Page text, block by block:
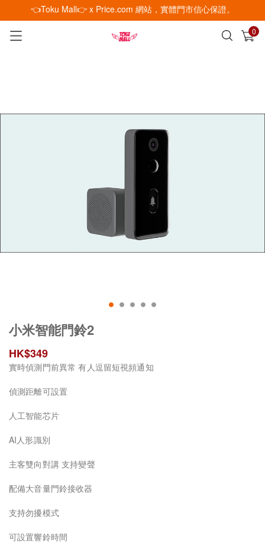
👈Toku Mall👉 x Price.com 網站，實體門市信心保證。
0
已加入購物車 查看
小米智能門鈴2
HK$349
實時偵測門前異常 有人逗留短視頻通知
偵測距離可設置
人工智能芯片
AI人形識別
主客雙向對講 支持變聲
配備大音量門鈴接收器
支持勿擾模式
可設置響鈴時間